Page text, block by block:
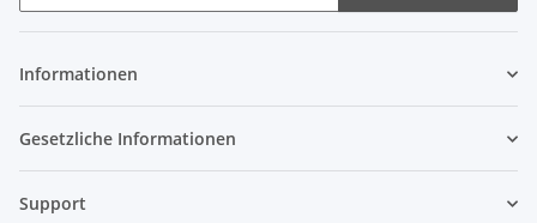
Informationen
Gesetzliche Informationen
Support